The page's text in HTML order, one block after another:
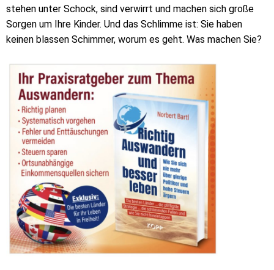
stehen unter Schock, sind verwirrt und machen sich große
Sorgen um Ihre Kinder. Und das Schlimme ist: Sie haben
keinen blassen Schimmer, worum es geht. Was machen Sie?